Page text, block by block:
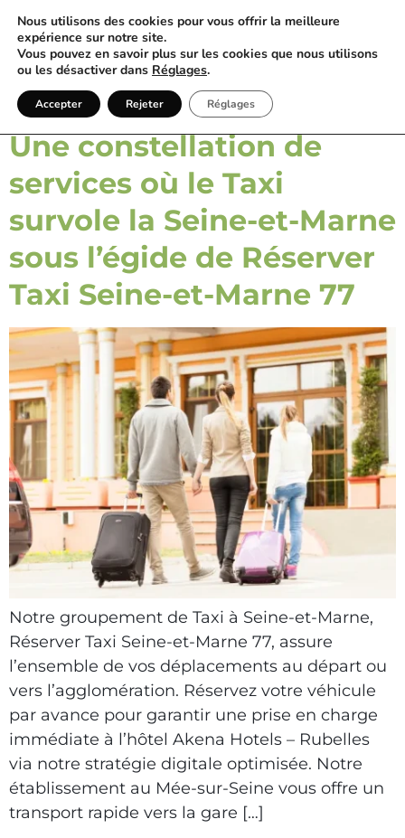
Catégorie :77
Une constellation de
services où le Taxi
survole la Seine-et-Marne
sous l’égide de Réserver
Taxi Seine-et-Marne 77
Notre groupement de Taxi à Seine-et-Marne,
Réserver Taxi Seine-et-Marne 77, assure
l’ensemble de vos déplacements au départ ou
vers l’agglomération. Réservez votre véhicule
par avance pour garantir une prise en charge
immédiate à l’hôtel Akena Hotels – Rubelles
via notre stratégie digitale optimisée. Notre
établissement au Mée-sur-Seine vous offre un
transport rapide vers la gare […]
Nous utilisons des cookies pour vous offrir la meilleure
expérience sur notre site.
Vous pouvez en savoir plus sur les cookies que nous utilisons
ou les désactiver dans Réglages.
Accepter Rejeter Réglages